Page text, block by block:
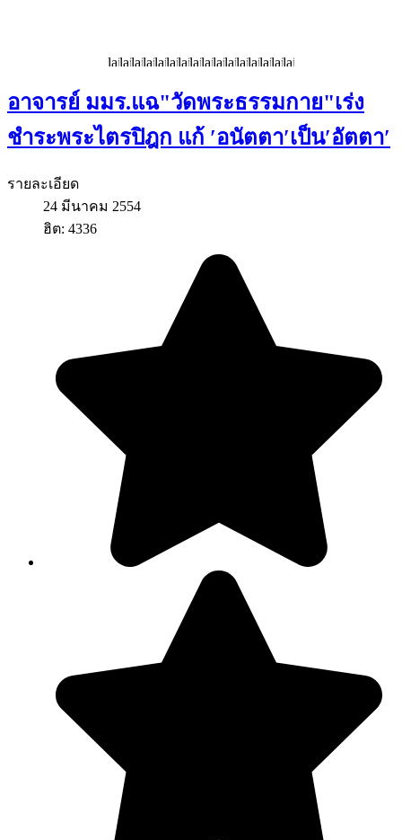
อาจารย์ มมร.แฉ"วัดพระธรรมกาย"เร่ง
ชำระพระไตรปิฎก แก้ ′อนัตตา′เป็น′อัตตา′
รายละเอียด
24 มีนาคม 2554
ฮิต: 4336